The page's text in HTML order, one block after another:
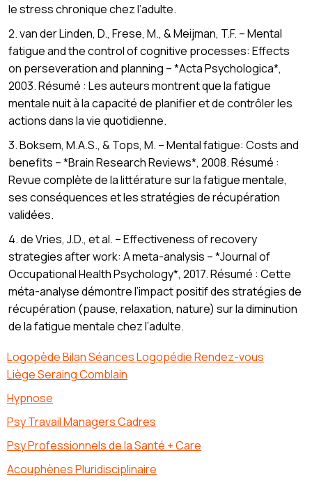
le stress chronique chez l’adulte.
2. van der Linden, D., Frese, M., & Meijman, T.F. – Mental
fatigue and the control of cognitive processes: Effects
on perseveration and planning – *Acta Psychologica*,
2003. Résumé : Les auteurs montrent que la fatigue
mentale nuit à la capacité de planifier et de contrôler les
actions dans la vie quotidienne.
3. Boksem, M.A.S., & Tops, M. – Mental fatigue: Costs and
benefits – *Brain Research Reviews*, 2008. Résumé :
Revue complète de la littérature sur la fatigue mentale,
ses conséquences et les stratégies de récupération
validées.
4. de Vries, J.D., et al. – Effectiveness of recovery
strategies after work: A meta-analysis – *Journal of
Occupational Health Psychology*, 2017. Résumé : Cette
méta-analyse démontre l’impact positif des stratégies de
récupération (pause, relaxation, nature) sur la diminution
de la fatigue mentale chez l’adulte.
Logopède Bilan Séances Logopédie Rendez-vous
Liège Seraing Comblain
Hypnose
Psy Travail Managers Cadres
Psy Professionnels de la Santé + Care
Acouphènes Pluridisciplinaire